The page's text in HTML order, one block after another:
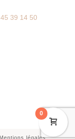
39 14 50
Mentions légales
0